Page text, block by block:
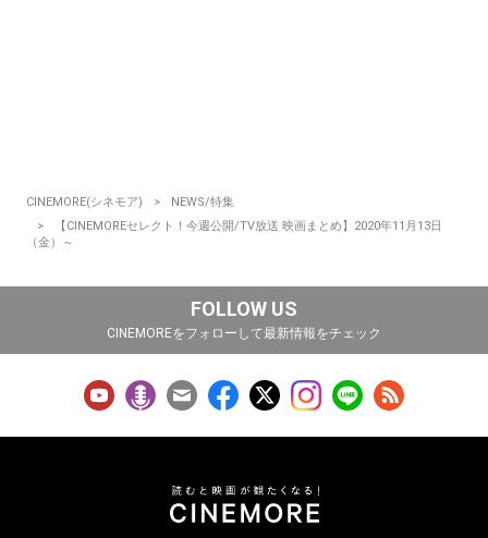
CINEMORE(シネモア)
NEWS/特集
【CINEMOREセレクト！今週公開/TV放送 映画まとめ】2020年11月13日
（金）～
FOLLOW US
CINEMOREをフォローして最新情報をチェック